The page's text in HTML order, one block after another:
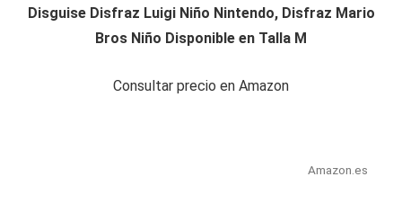
Disguise Disfraz Luigi Niño Nintendo, Disfraz Mario
Bros Niño Disponible en Talla M
Consultar precio en Amazon
Amazon.es